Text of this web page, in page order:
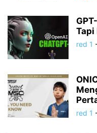
Tapi
red 1
red 1